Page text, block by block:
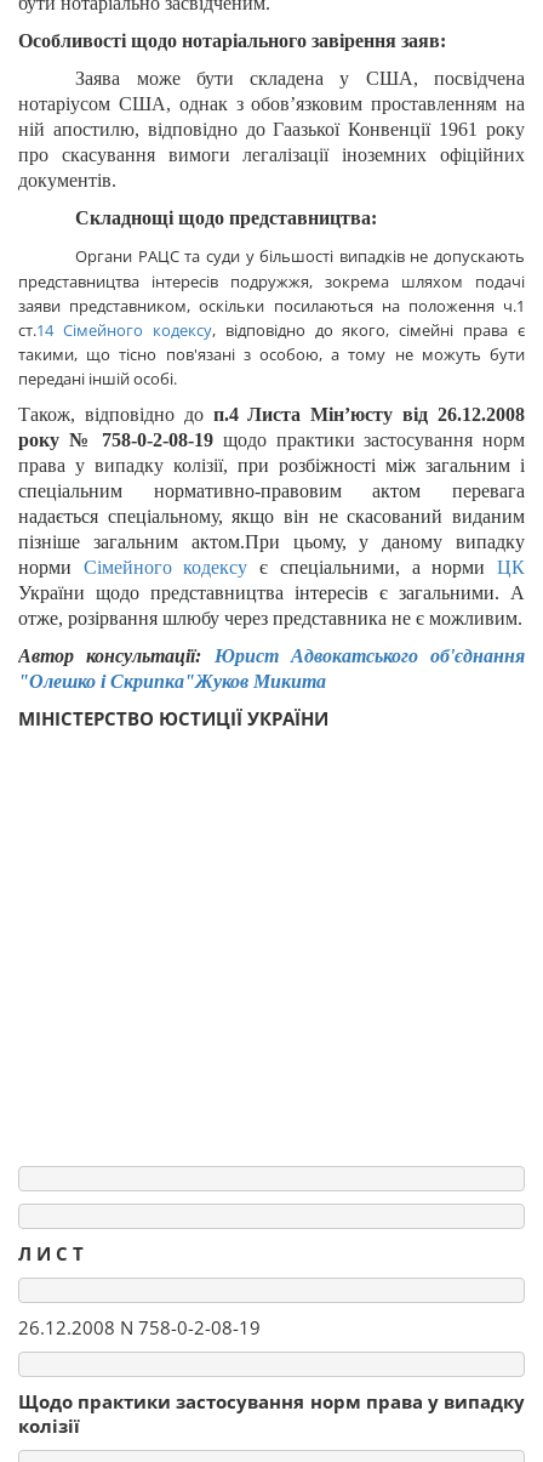
Особливості щодо нотаріального завірення заяв:
Заява може бути складена у США, посвідчена
нотаріусом США, однак з обов’язковим проставленням на
ній апостилю, відповідно до Гаазької Конвенції 1961 року
про скасування вимоги легалізації іноземних офіційних
документів.
Складнощі щодо представництва:
Органи РАЦС та суди у більшості випадків не допускають
представництва інтересів подружжя, зокрема шляхом подачі
заяви представником, оскільки посилаються на положення ч.1
ст.14 Сімейного кодексу, відповідно до якого,сімейні права є
такими, що тісно пов'язані з особою, а тому не можуть бути
передані іншій особі.
Також, відповідно до п.4 Листа Мін’юсту від 26.12.2008
року № 758-0-2-08-19 щодо практики застосування норм
права у випадку колізії, при розбіжності між загальним і
спеціальним нормативно-правовим актом перевага
надається спеціальному,якщо він не скасований виданим
пізніше загальним актом.При цьому, у даному випадку
норми Сімейного кодексу є спеціальними, а нормиЦК
України щодо представництва інтересів є загальними. А
отже, розірвання шлюбу через представника не є можливим.
Автор консультації: Юрист Адвокатського об'єднання
"Олешко і Скрипка"Жуков Микита
МІНІСТЕРСТВО ЮСТИЦІЇ УКРАЇНИ
Л И С Т
26.12.2008 N 758-0-2-08-19
Щодо практики застосування норм права у випадку
колізії